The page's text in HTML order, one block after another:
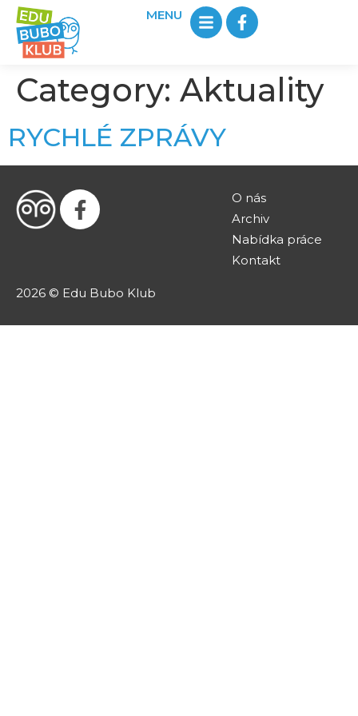
MENU
Category: Aktuality
RYCHLÉ ZPRÁVY
O nás
Archiv
Nabídka práce
Kontakt
2026 © Edu Bubo Klub